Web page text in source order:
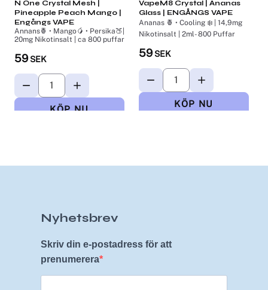
N One Crystal Mesh |
Pineapple Peach Mango |
Engångs VAPE
Annans🍍 • Mango🥭 • Persika🍑|
20mg Nikotinsalt | ca 800 puffar
59 SEK
VapeM8 Crystal | Ananas
Glass | ENGÅNGS VAPE
Ananas 🍍 • Cooling ❄️ | 14,9mg
Nikotinsalt | 2ml- 800 Puffar
59 SEK
Nyhetsbrev
Skriv din e-postadress för att
prenumerera